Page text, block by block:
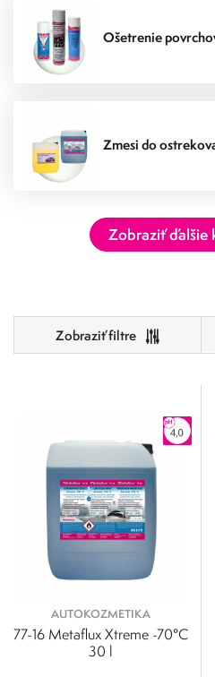
Ošetrenie
Zmesi do
Metaflux
Metaflux Greenline
AUTOKOZMETIKA
77-16 Metaflux Xtreme -70°C
30 l